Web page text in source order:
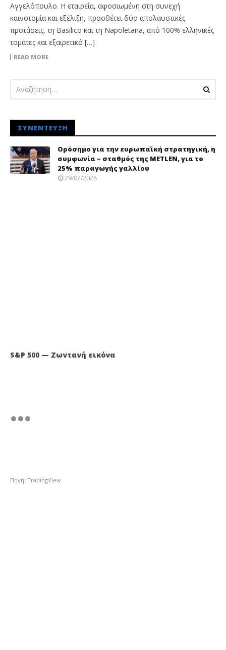
Αγγελόπουλο. Η εταιρεία, αφοσιωμένη στη συνεχή
καινοτομία και εξέλιξη, προσθέτει δύο απολαυστικές
προτάσεις, τη Basilico και τη Napoletana, από 100% ελληνικές
τομάτες και εξαιρετικό […]
READ MORE
ΣΥΝΈΝΤΕΥΞΗ
Ορόσημο για την ευρωπαϊκή στρατηγική, η
συμφωνία – σταθμός της METLEN, για το
25% παραγωγής γαλλίου
29/07/2026
S&P 500 — Ζωντανή εικόνα
Πηγή: TradingView